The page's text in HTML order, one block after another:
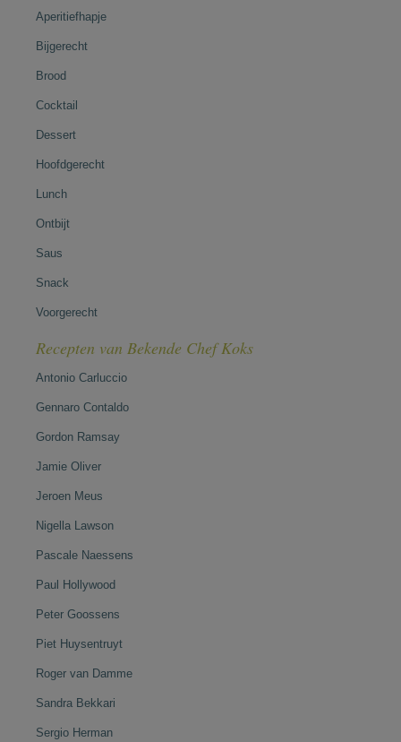
Aperitiefhapje
Bijgerecht
Brood
Cocktail
Dessert
Hoofdgerecht
Lunch
Ontbijt
Saus
Snack
Voorgerecht
Recepten van Bekende Chef Koks
Antonio Carluccio
Gennaro Contaldo
Gordon Ramsay
Jamie Oliver
Jeroen Meus
Nigella Lawson
Pascale Naessens
Paul Hollywood
Peter Goossens
Piet Huysentruyt
Roger van Damme
Sandra Bekkari
Sergio Herman